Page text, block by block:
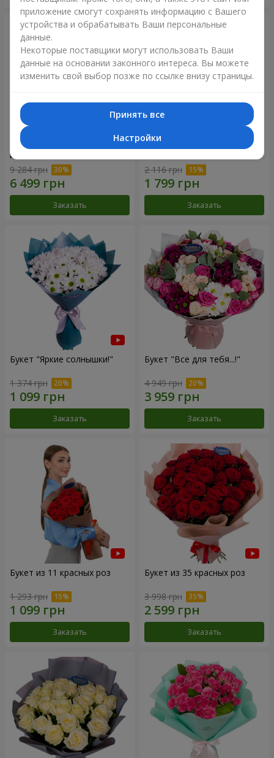
Цветы в коробке "101
розовая роза"
9 284 грн
Заказать
Букет "Цветочное Selfie!"
2 116 грн
Заказать
Букет "Яркие солнышки!"
1 374 грн
Заказать
Букет "Все для тебя...!"
4 949 грн
Заказать
Букет из 11 красных роз
1 293 грн
Заказать
Букет из 35 красных роз
3 998 грн
Заказать
приложение смогут сохранять информацию с Вашего
устройства и обрабатывать Ваши персональные
данные.
Некоторые поставщики могут использовать Ваши
данные на основании законного интереса. Вы можете
изменить свой выбор позже по ссылке внизу страницы.
Принять все
Настройки